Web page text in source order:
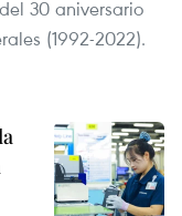
30 aniversario
(1992-2022).